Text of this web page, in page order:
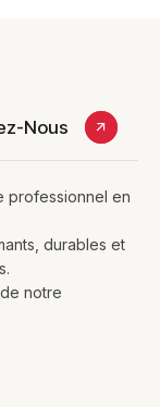
Nous
professionnel en
durables et
notre